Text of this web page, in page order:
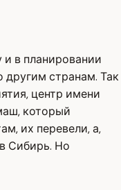
в планировании
другим странам. Так
центр имени
который
их перевели, а,
Сибирь. Но